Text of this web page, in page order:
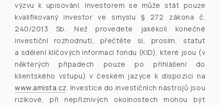
výzvu k upisování. Investorem se může stát pouze
kvalifikovaný investor ve smyslu § 272 zákona č.
240/2013 Sb. Než provedete jakékoli konečné
investiční rozhodnutí, přečtěte si, prosím, statut
a sdělení klíčových informací fondu (KID), které jsou (v
některých případech pouze po přihlášení do
klientského vstupu) v českém jazyce k dispozici na
www.amista.cz. Investice do investičních nástrojů jsou
rizikové, při nepříznivých okolnostech mohou být